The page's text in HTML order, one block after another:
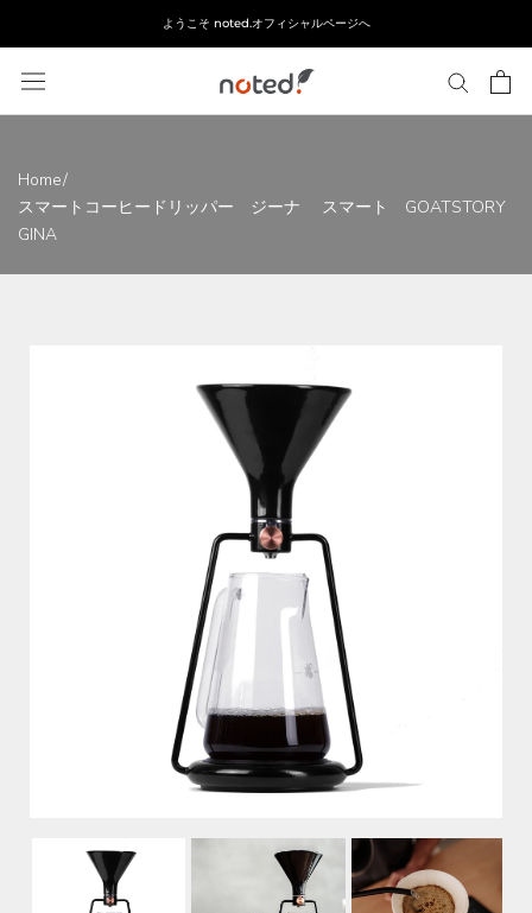
し
ようこそ noted.オフィシャルページへ
Home/
スマートコーヒードリッパー ジーナ スマート GOATSTORY
GINA